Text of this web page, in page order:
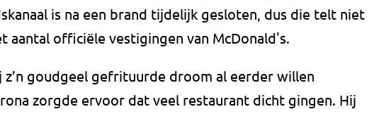
is na een brand tijdelijk gesloten, dus die telt niet
aantal officiële vestigingen van McDonald's.
z’n goudgeel gefrituurde droom al eerder willen
zorgde ervoor dat veel restaurant dicht gingen. Hij